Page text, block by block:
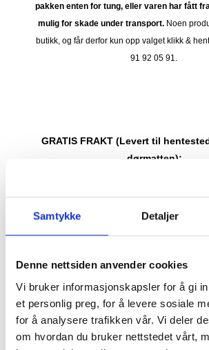
Samtykke Detaljer
Denne nettsiden anvender cookies
Vi bruker informasjonskapsler for å gi
et personlig preg, for å levere sosiale
for å analysere trafikken vår. Vi deler
om hvordan du bruker nettstedet vårt,
pakken enten for tung, eller varen har fått
mulig for skade under transport.Noen
butikk, og får derfor kun opp valget klikk &
91 92 05 91.
GRATIS FRAKT (Levert til
dørmatten):
GRATIS FRAKT PÅ ORDRE OVER 1500 KR
MED POSTNORD. DET VIL SI PAKKER
35 kg / 105 x 40 x 40
MED POSTNORD. (BOBLEBAD, LOKK , GRILL,
KONTAKT FOR Å SJEKKE PRIS LEVERT HJEM
PRIS AVHENGER AV STØRRELSE PÅ KOLLI OG